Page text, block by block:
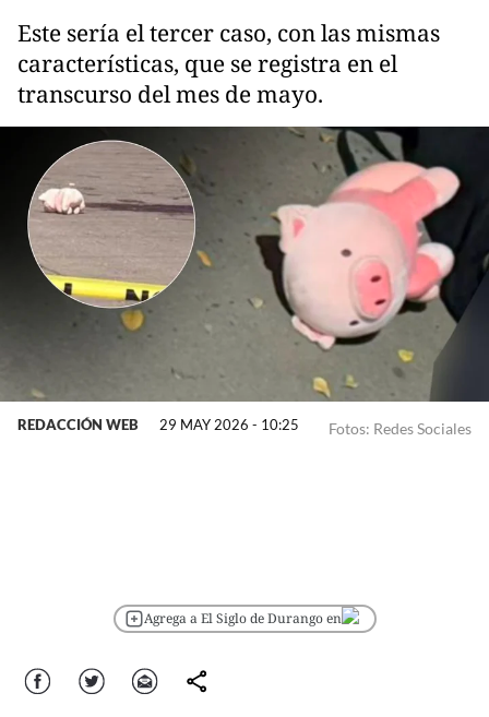
Este sería el tercer caso, con las mismas
características, que se registra en el
transcurso del mes de mayo.
Fotos: Redes Sociales
REDACCIÓN WEB 29 MAY 2026 - 10:25
Agrega a El Siglo de Durango en
Facebook Twitter Correo comparte